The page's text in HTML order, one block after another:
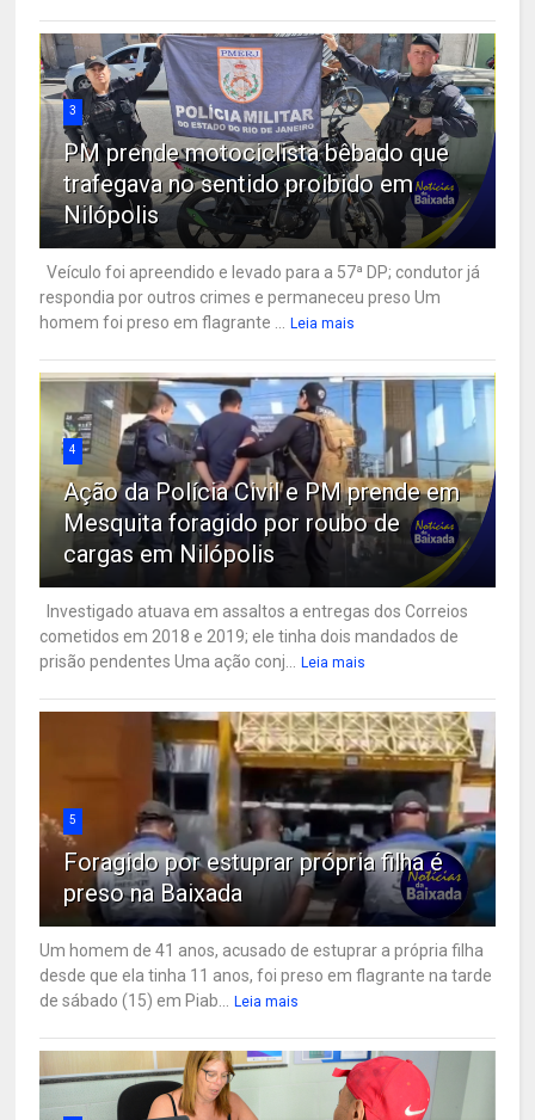
3
PM prende motociclista bêbado que
trafegava no sentido proibido em
Nilópolis
Veículo foi apreendido e levado para a 57ª DP; condutor já
respondia por outros crimes e permaneceu preso Um
homem foi preso em flagrante ...
Leia mais
4
Ação da Polícia Civil e PM prende em
Mesquita foragido por roubo de
cargas em Nilópolis
Investigado atuava em assaltos a entregas dos Correios
cometidos em 2018 e 2019; ele tinha dois mandados de
prisão pendentes Uma ação conj...
Leia mais
5
Foragido por estuprar própria filha é
preso na Baixada
Um homem de 41 anos, acusado de estuprar a própria filha
desde que ela tinha 11 anos, foi preso em flagrante na tarde
de sábado (15) em Piab...
Leia mais